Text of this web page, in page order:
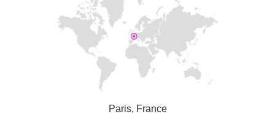
Paris, France